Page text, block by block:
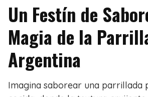
Un Festín de
Magia de la
Argentina
Imagina saborear una parrillada